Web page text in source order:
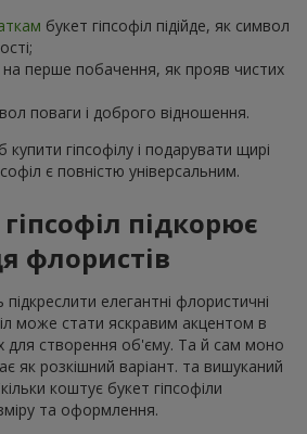
букет гіпсофіл підійде, як символ
на перше побачення, як прояв чистих
поваги і доброго відношення.
гіпсофілу і подарувати щирі
є повністю універсальним.
підкорює
флористів
елегантні флористичні
може стати яскравим акцентом в
для створення об'єму. Та й сам моно
як розкішний варіант. та вишуканий
коштує букет гіпсофіли
та оформлення.